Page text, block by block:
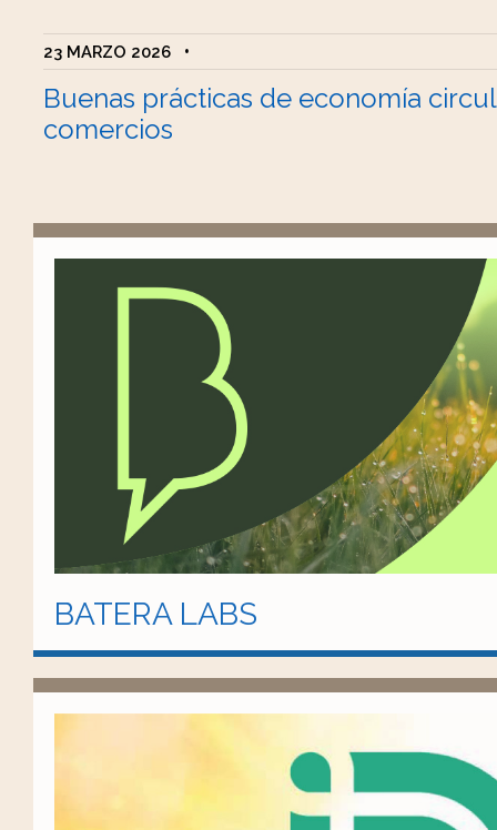
23 MARZO 2026 •
Buenas prácticas de economía
comercios
BATERA LABS